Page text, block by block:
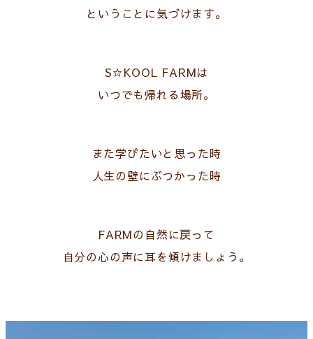
ということに気づけます。
S☆KOOL FARMは
いつでも帰れる場所。
また学びたいと思った時
人生の壁にぶつかった時
FARMの自然に戻って
自分の心の声に耳を傾けましょう。